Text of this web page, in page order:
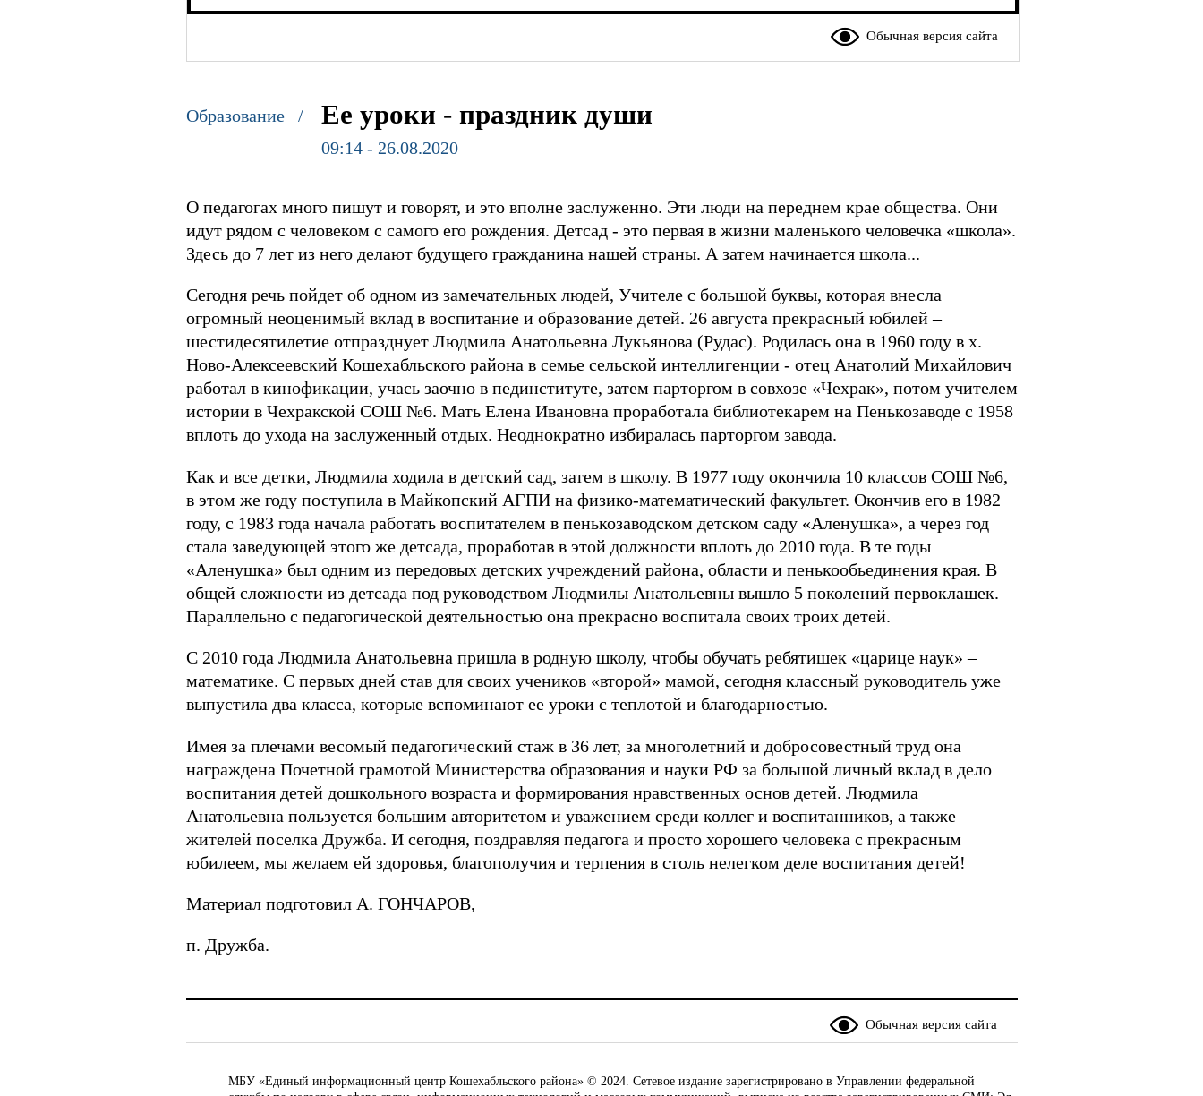
Обычная версия сайта
Образование / Ее уроки - праздник души
09:14 - 26.08.2020
О педагогах много пишут и говорят, и это вполне заслуженно. Эти люди на переднем крае общества. Они
идут рядом с человеком с самого его рождения. Детсад - это первая в жизни маленького человечка «школа».
Здесь до 7 лет из него делают будущего гражданина нашей страны. А затем начинается школа...
Сегодня речь пойдет об одном из замечательных людей, Учителе с большой буквы, которая внесла
огромный неоценимый вклад в воспитание и образование детей. 26 августа прекрасный юбилей –
шестидесятилетие отпразднует Людмила Анатольевна Лукьянова (Рудас). Родилась она в 1960 году в х.
Ново-Алексеевский Кошехабльского района в семье сельской интеллигенции - отец Анатолий Михайлович
работал в кинофикации, учась заочно в пединституте, затем парторгом в совхозе «Чехрак», потом учителем
истории в Чехракской СОШ №6. Мать Елена Ивановна проработала библиотекарем на Пенькозаводе с 1958
вплоть до ухода на заслуженный отдых. Неоднократно избиралась парторгом завода.
Как и все детки, Людмила ходила в детский сад, затем в школу. В 1977 году окончила 10 классов СОШ №6,
в этом же году поступила в Майкопский АГПИ на физико-математический факультет. Окончив его в 1982
году, с 1983 года начала работать воспитателем в пенькозаводском детском саду «Аленушка», а через год
стала заведующей этого же детсада, проработав в этой должности вплоть до 2010 года. В те годы
«Аленушка» был одним из передовых детских учреждений района, области и пенькообьединения края. В
общей сложности из детсада под руководством Людмилы Анатольевны вышло 5 поколений первоклашек.
Параллельно с педагогической деятельностью она прекрасно воспитала своих троих детей.
С 2010 года Людмила Анатольевна пришла в родную школу, чтобы обучать ребятишек «царице наук» –
математике. С первых дней став для своих учеников «второй» мамой, сегодня классный руководитель уже
выпустила два класса, которые вспоминают ее уроки с теплотой и благодарностью.
Имея за плечами весомый педагогический стаж в 36 лет, за многолетний и добросовестный труд она
награждена Почетной грамотой Министерства образования и науки РФ за большой личный вклад в дело
воспитания детей дошкольного возраста и формирования нравственных основ детей. Людмила
Анатольевна пользуется большим авторитетом и уважением среди коллег и воспитанников, а также
жителей поселка Дружба. И сегодня, поздравляя педагога и просто хорошего человека с прекрасным
юбилеем, мы желаем ей здоровья, благополучия и терпения в столь нелегком деле воспитания детей!
Материал подготовил А. ГОНЧАРОВ,
п. Дружба.
Обычная версия сайта
МБУ «Единый информационный центр Кошехабльского района» © 2024. Сетевое издание зарегистрировано в Управлении федеральной